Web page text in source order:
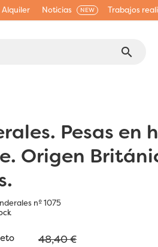
Alquiler Noticias NEW Trabajos
search
Pesas en
Origen
nº 1075
48,40 €